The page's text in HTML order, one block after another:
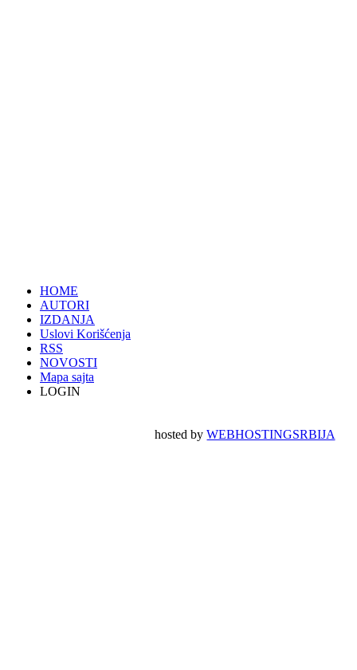
HOME
AUTORI
IZDANJA
Uslovi Korišćenja
RSS
NOVOSTI
Mapa sajta
LOGIN
hosted byWEBHOSTINGSRBIJA